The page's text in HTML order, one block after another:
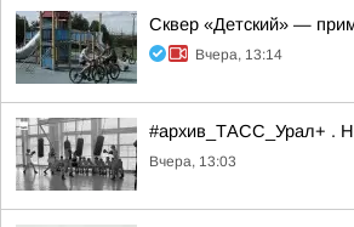
Сквер «Детский» —
Вчера, 13:14
#архив_ТАСС_Урал+ . На
Вчера, 13:03